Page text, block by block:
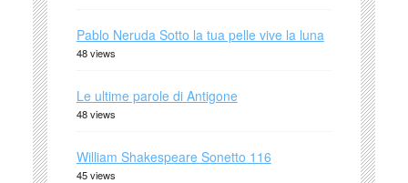
Pablo Neruda Sotto la tua pelle vive la luna
48 views
Le ultime parole di Antigone
48 views
William Shakespeare Sonetto 116
45 views